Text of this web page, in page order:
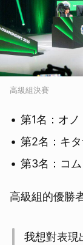
高級組決賽
第1名：オノ
第2名：キ
第3名：コ
高級組的優勝
我想對表現